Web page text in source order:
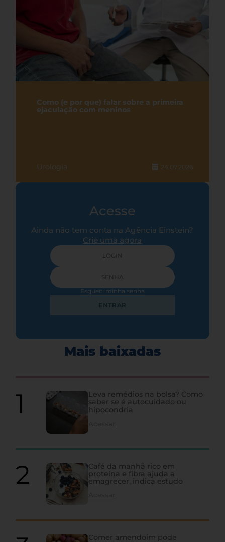
Como (e por que) falar sobre a primeira
ejaculação com meninos
Urologia 24.07.2026
Acesse
Ainda não tem conta na Agência Einstein?
Crie uma agora
Esqueci minha senha
ENTRAR
Mais baixadas
Leva remédios na bolsa? Como
saber se é autocuidado ou
hipocondria
Café da manhã rico em
proteína e fibra ajuda a
emagrecer, indica estudo
Comer amendoim pode